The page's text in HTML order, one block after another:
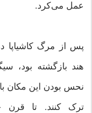
عمل می‌کرد.
پس از مرگ کاشیاپا در
هند بازگشته بود،
نحس بودن این مکان
ترک کنند. تا قرن